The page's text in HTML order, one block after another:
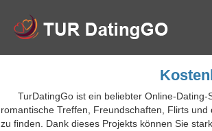
TurDatingGo ist ein beliebter Online-
romantische Treffen, Freundschaften, Flirts
zu finden. Dank dieses Projekts können Sie